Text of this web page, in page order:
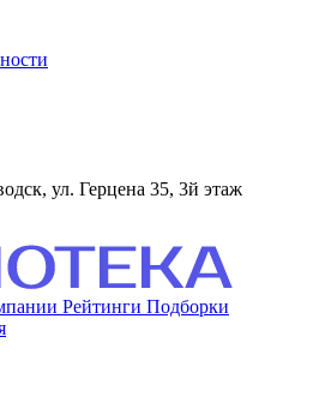
ул. Герцена 35, 3й этаж
Рейтинги Подборки